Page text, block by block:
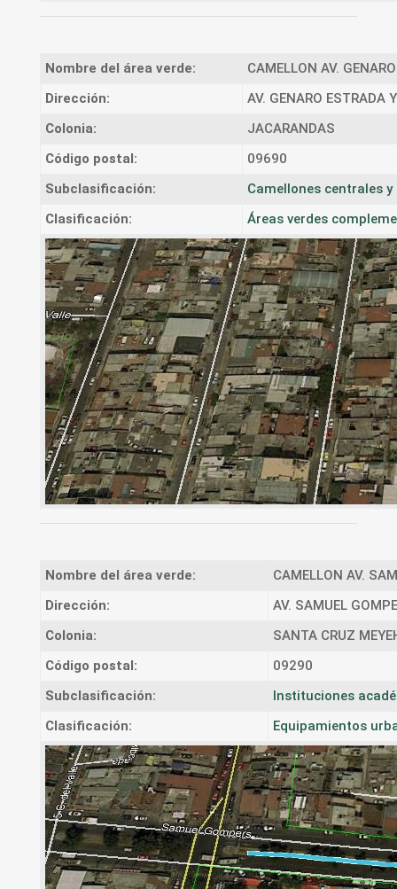
Nombre del área verde:
CAMELLON AV.
Dirección:
AV. GENARO ESTRADA
Colonia:
JACARANDAS
Código postal:
09690
Subclasificación:
Camellones centrales
Clasificación:
Áreas verdes
Nombre del área verde:
CAMELLON AV.
Dirección:
AV. SAMUEL
Colonia:
SANTA CRUZ
Código postal:
09290
Subclasificación:
Instituciones
Clasificación:
Equipamientos